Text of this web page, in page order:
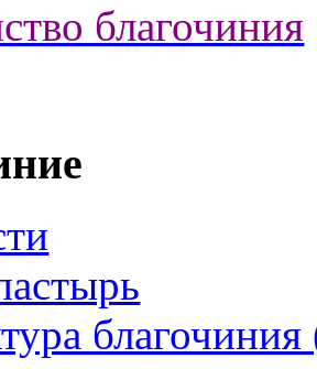
благочиния